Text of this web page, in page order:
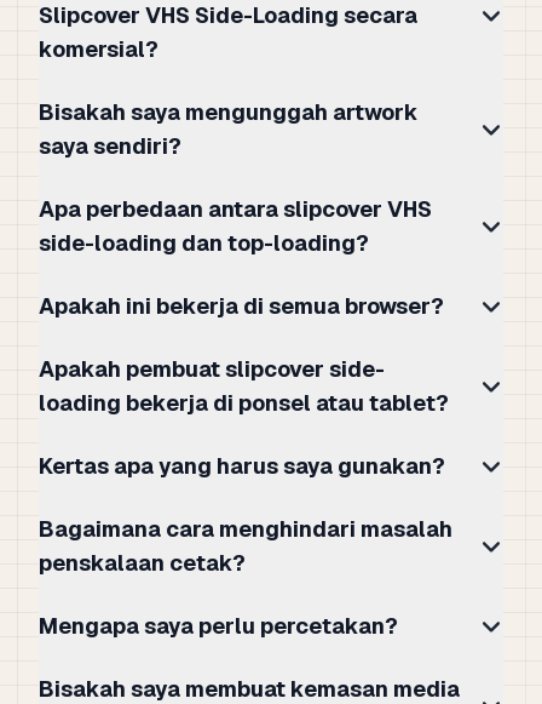
Slipcover VHS Side-Loading secara
komersial?
Bisakah saya mengunggah artwork
saya sendiri?
Apa perbedaan antara slipcover VHS
side-loading dan top-loading?
Apakah ini bekerja di semua browser?
Apakah pembuat slipcover side-
loading bekerja di ponsel atau tablet?
Kertas apa yang harus saya gunakan?
Bagaimana cara menghindari masalah
penskalaan cetak?
Mengapa saya perlu percetakan?
Bisakah saya membuat kemasan media